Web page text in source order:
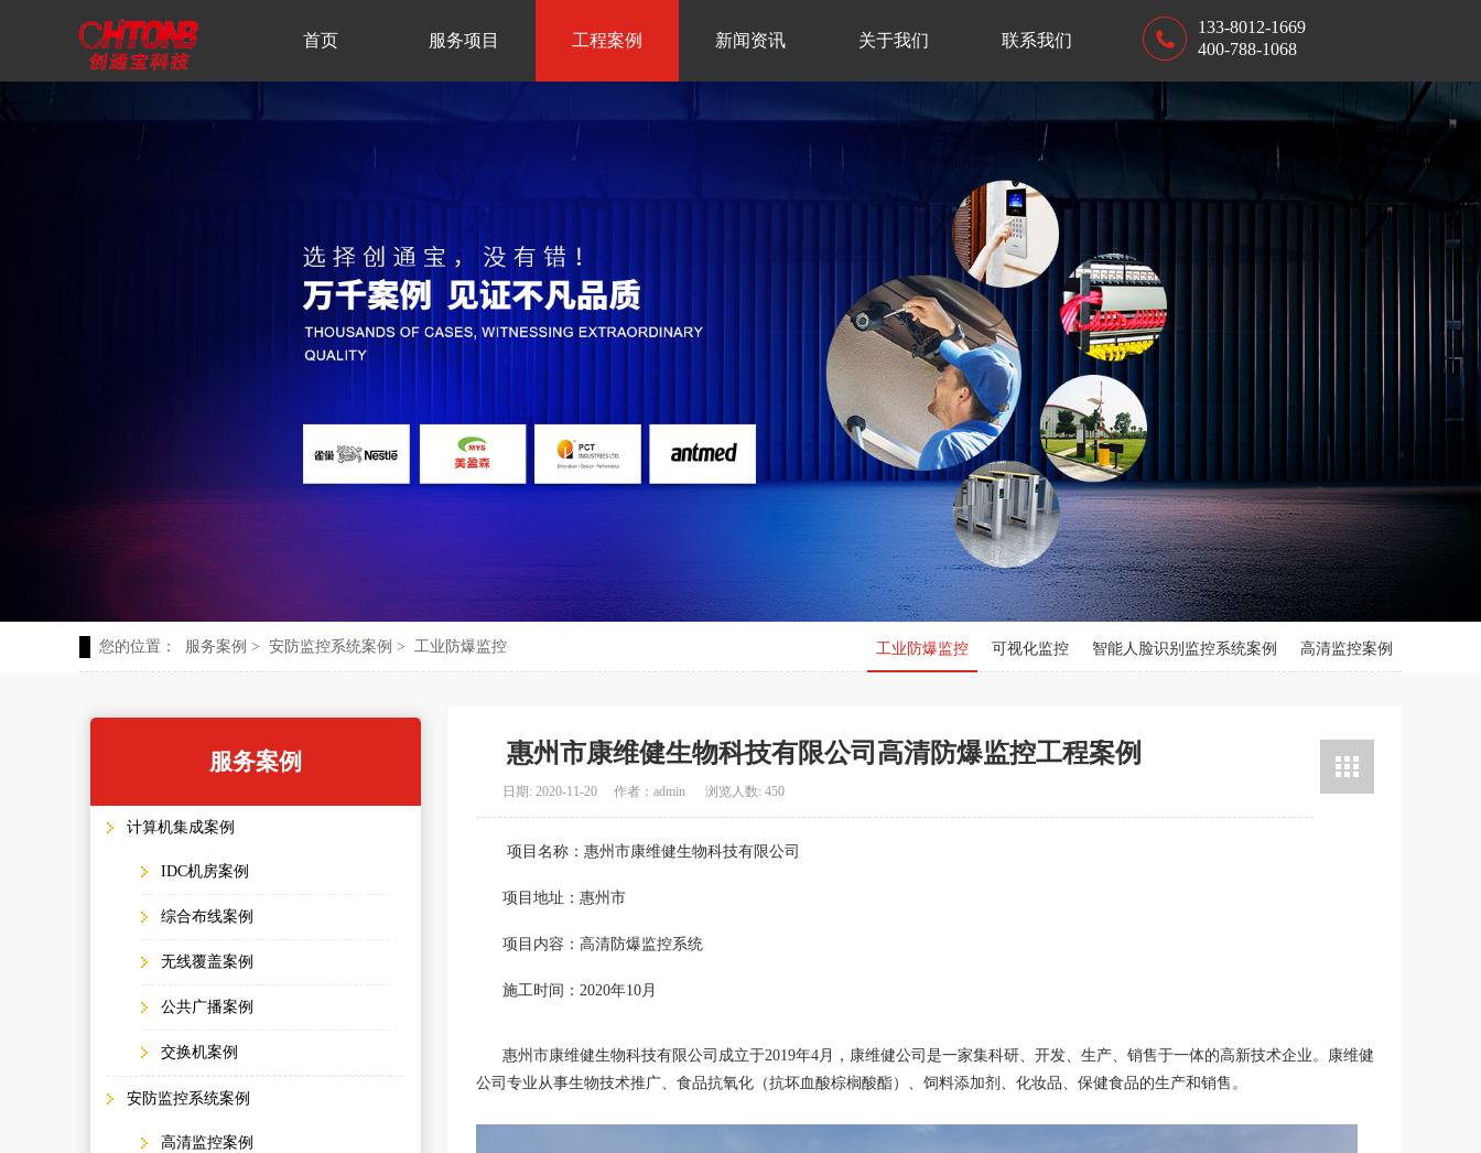
首页 服务项目 工程案例 新闻资讯 关于我们 联系我们
133-8012-1669
400-788-1068
您的位置： 服务案例 > 安防监控系统案例 > 工业防爆监控 高清监控案例
智能人脸识别监控系统案例
可视化监控
工业防爆监控
服务案例
计算机集成案例
IDC机房案例
综合布线案例
无线覆盖案例
公共广播案例
交换机案例
安防监控系统案例
高清监控案例
惠州市康维健生物科技有限公司高清防爆监控工程案例
日期: 2020-11-20 作者：admin 浏览人数: 450
项目名称：惠州市康维健生物科技有限公司
项目地址：惠州市
项目内容：高清防爆监控系统
施工时间：2020年10月
惠州市康维健生物科技有限公司成立于2019年4月，康维健公司是一家集科研、开发、生产、销售于一体的高新技术企业。康维健
公司专业从事生物技术推广、食品抗氧化（抗坏血酸棕榈酸酯）、饲料添加剂、化妆品、保健食品的生产和销售。